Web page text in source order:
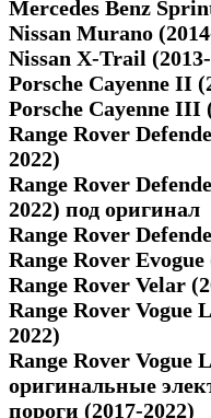
Mercedes Benz
Nissan Murano
Nissan X-Trail
Porsche Cayenne II
Porsche Cayenne III
Range Rover
2022)
Range Rover
2022) под оригинал
Range Rover
Range Rover Evogue
Range Rover Velar
Range Rover Vogue
2022)
Range Rover Vogue
оригинальные
пороги (2017-2022)